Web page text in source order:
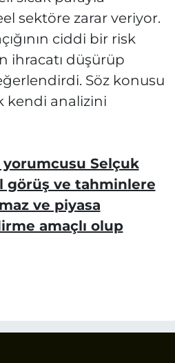
sektöre zarar veriyor.
ciddi bir risk
ihracatı düşürüp
Söz konusu
kendi analizini
Selçuk
görüş ve tahminlere
ve piyasa
amaçlı olup